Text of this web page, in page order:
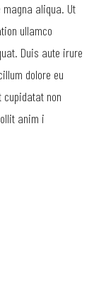
aliqua. Ut
ullamco
Duis aute irure
dolore eu
non
anim i